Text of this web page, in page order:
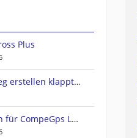
Plus
Land 10 - Rundweg erstellen klappt nicht
Freie Vektorkarten für CompeGps Land/Air und Twonav